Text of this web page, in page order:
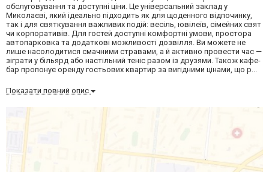
обслуговування та доступні ціни. Це універсальний заклад у
Миколаєві, який ідеально підходить як для щоденного відпочинку,
так і для святкування важливих подій: весіль, ювілеїв, сімейних свят
чи корпоративів. Для гостей доступні комфортні умови, простора
автопарковка та додаткові можливості дозвілля. Ви можете не
лише насолодитися смачними стравами, а й активно провести час —
зіграти у більярд або настільний теніс разом із друзями. Також кафе-
бар пропонує оренду гостьових квартир за вигідними цінами, що р...
Показати повний опис